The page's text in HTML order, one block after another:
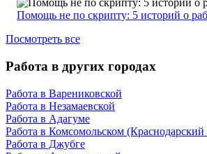
Помощь не по скрипту: 5 историй о
Посмотреть все
Работа в других городах
Работа в Варениковской
Работа в Незамаевской
Работа в Адагуме
Работа в Комсомольском (Краснодарский
Работа в Джубге